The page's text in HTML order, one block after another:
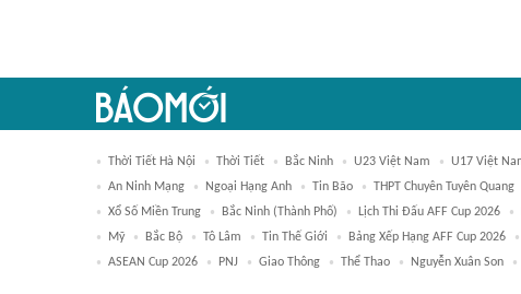
Thời Tiết Hà Nội Thời Tiết Bắc Ninh U23 Việt Nam U17 Việt
An Ninh Mạng
Ngoại Hạng Anh Tin Bão THPT Chuyên Tuyên Quang
Xổ Số Miền Trung
Bắc Ninh (thành Phố) Lịch Thi Đấu AFF Cup 2026
Mỹ
Bắc Bộ Tô Lâm Tin Thế Giới Bảng Xếp Hạng AFF Cup 2026
ASEAN Cup 2026
PNJ Giao Thông Thể Thao Nguyễn Xuân Son